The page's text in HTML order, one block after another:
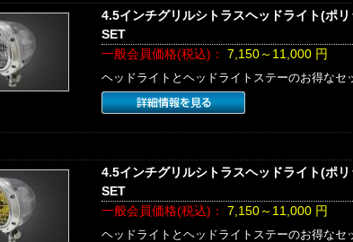
4.5インチグリルシトラスヘッドライト(ポ
SET
一般会員価格(税込)： 7,150～11,000円
ヘッドライトとヘッドライトステーのお得なセ
4.5インチグリルシトラスヘッドライト(ポ
SET
一般会員価格(税込)： 7,150～11,000円
ヘッドライトとヘッドライトステーのお得なセ